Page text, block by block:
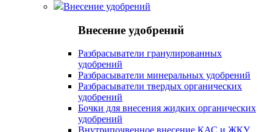
Внесение удобрений
Внесение удобрений
Разбрасыватели гранулированных
удобрений
Разбрасыватели минеральных удобрений
Разбрасыватели твердых органических
удобрений
Бочки для внесения жидких органических
удобрений